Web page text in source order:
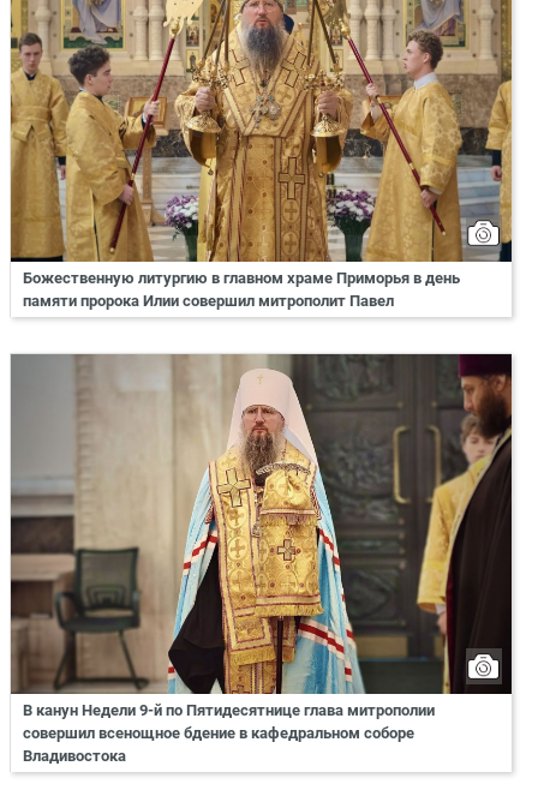
Божественную литургию в главном храме Приморья в день
памяти пророка Илии совершил митрополит Павел
В канун Недели 9-й по Пятидесятнице глава митрополии
совершил всенощное бдение в кафедральном соборе
Владивостока